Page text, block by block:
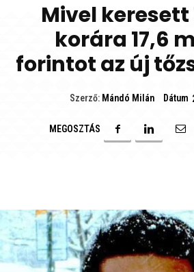
Mivel keresett
korára 17,6
forintot az új
Szerző: Mándó Milán Dátum
MEGOSZTÁS